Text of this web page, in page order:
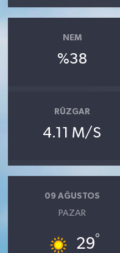
NEM
%38
RÜZGAR
4.11 M/S
09 AĞUSTOS
PAZAR
29°